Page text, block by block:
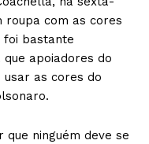
roupa com as cores
foi bastante
que apoiadores do
as cores do
que ninguém deve se